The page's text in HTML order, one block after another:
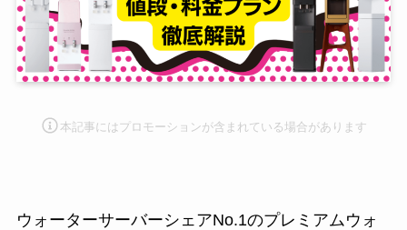
本記事にはプロモーションが含まれている場合があります
ウォーターサーバーシェアNo.1のプレミアムウォ